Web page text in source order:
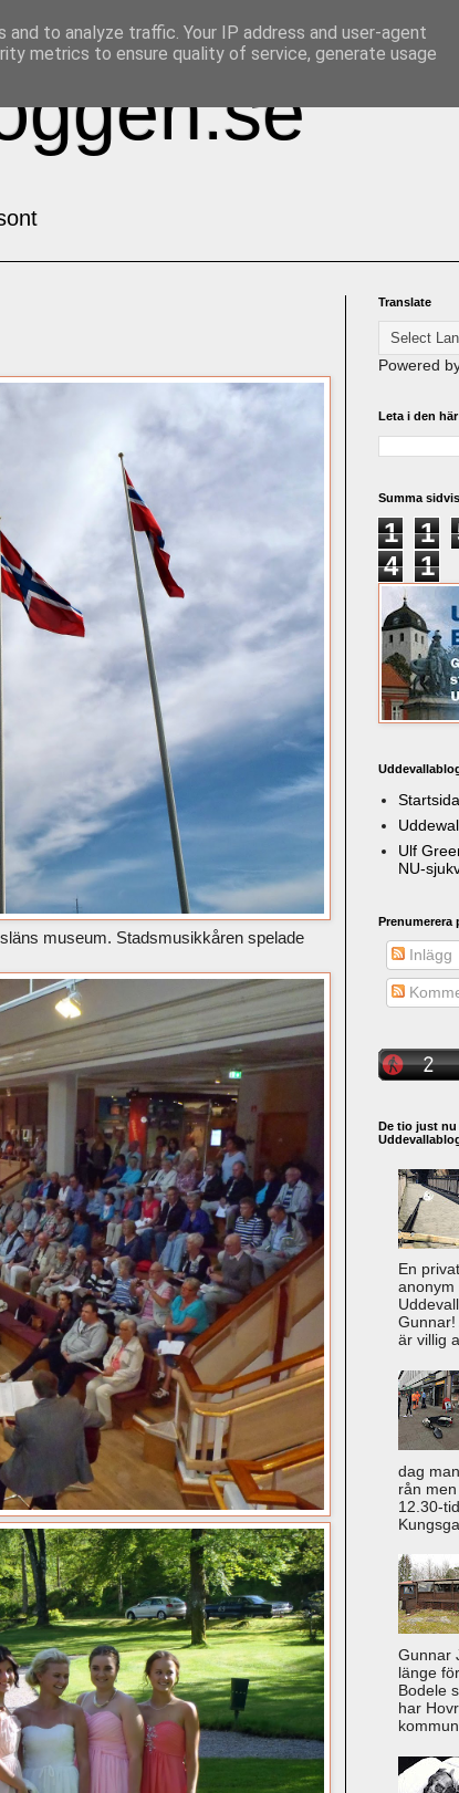
museum. Stadsmusikkåren spelade
Translate
Powered
Leta i den
Summa
1 1
4
1
Startsida
Ulf
NU-
Prenumerera
Inlägg
De tio just
En
anonym
är villig
dag
rån
12.30-
Gunnar
länge
Bodele
har
to analyze traffic. Your IP address and user-agent
metrics to ensure quality of service, generate usage